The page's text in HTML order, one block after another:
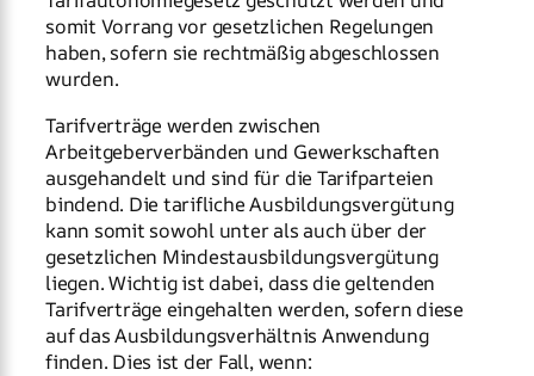
somit Vorrang vor gesetzlichen Regelungen
haben, sofern sie rechtmäßig abgeschlossen
wurden.
Tarifverträge werden zwischen
Arbeitgeberverbänden und Gewerkschaften
ausgehandelt und sind für die Tarifparteien
bindend. Die tarifliche Ausbildungsvergütung
kann somit sowohl unter als auch über der
gesetzlichen Mindestausbildungsvergütung
liegen. Wichtig ist dabei, dass die geltenden
Tarifverträge eingehalten werden, sofern diese
auf das Ausbildungsverhältnis Anwendung
finden. Dies ist der Fall, wenn: